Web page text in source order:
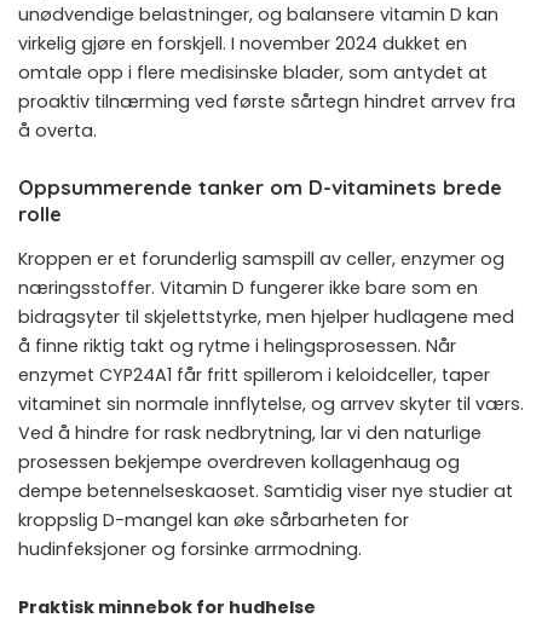
unødvendige belastninger, og balansere vitamin D kan
virkelig gjøre en forskjell. I november 2024 dukket en
omtale opp i flere medisinske blader, som antydet at
proaktiv tilnærming ved første sårtegn hindret arrvev fra
å overta.
Oppsummerende tanker om D-vitaminets brede
rolle
Kroppen er et forunderlig samspill av celler, enzymer og
næringsstoffer. Vitamin D fungerer ikke bare som en
bidragsyter til skjelettstyrke, men hjelper hudlagene med
å finne riktig takt og rytme i helingsprosessen. Når
enzymet CYP24A1 får fritt spillerom i keloidceller, taper
vitaminet sin normale innflytelse, og arrvev skyter til værs.
Ved å hindre for rask nedbrytning, lar vi den naturlige
prosessen bekjempe overdreven kollagenhaug og
dempe betennelseskaoset. Samtidig viser nye studier at
kroppslig D-mangel kan øke sårbarheten for
hudinfeksjoner og forsinke arrmodning.
Praktisk minnebok for hudhelse